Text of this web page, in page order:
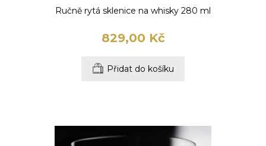
Ručně rytá sklenice na whisky 280 ml
829,00 Kč
Přidat do košíku